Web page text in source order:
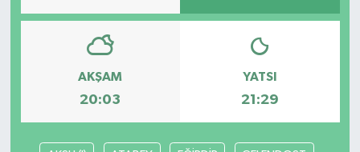
AKŞAM
20:03
YATSI
21:29